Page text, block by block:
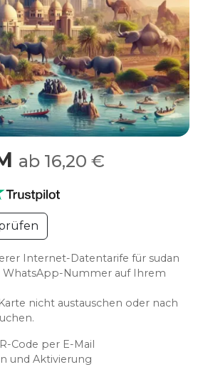
ab 16,20 €
Internet-Datentarife für sudan
WhatsApp-Nummer auf Ihrem
nicht austauschen oder nach
Code per E-Mail
und Aktivierung